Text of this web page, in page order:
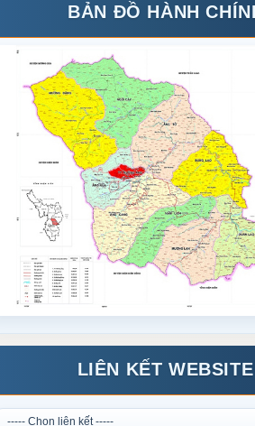
BẢN ĐỒ HÀNH
LIÊN KẾT WEBSITE